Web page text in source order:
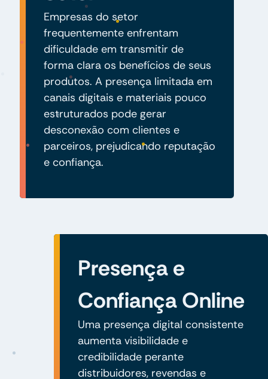
Empresas do setor
frequentemente enfrentam
dificuldade em transmitir de
forma clara os benefícios de seus
produtos. A presença limitada em
canais digitais e materiais pouco
estruturados pode gerar
desconexão com clientes e
parceiros, prejudicando reputação
e confiança.
Presença e
Confiança Online
Uma presença digital consistente
aumenta visibilidade e
credibilidade perante
distribuidores, revendas e